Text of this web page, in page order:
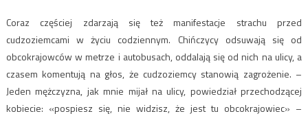
Coraz częściej zdarzają się też manifestacje strachu przed
cudzoziemcami w życiu codziennym. Chińczycy odsuwają się od
obcokrajowców w metrze i autobusach, oddalają się od nich na ulicy, a
czasem komentują na głos, że cudzoziemcy stanowią zagrożenie. –
Jeden mężczyzna, jak mnie mijał na ulicy, powiedział przechodzącej
kobiecie: «pospiesz się, nie widzisz, że jest tu obcokrajowiec» –